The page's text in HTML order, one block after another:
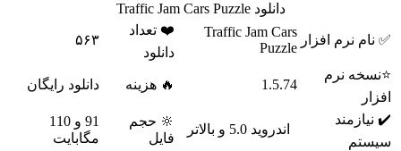
دانلود Traffic Jam Cars Puzzle
✅ نام نرم افزار
Traffic Jam Cars
Puzzle
❤️ تعداد
دانلود
۵۶۳
⭐نسخه نرم
افزار
1.5.74 🔥 هزینه دانلود رایگان
✔️ نیازمند
سیستم
اندروید 5.0 و بالاتر
🔆 حجم
فایل
91 و 110
مگابایت